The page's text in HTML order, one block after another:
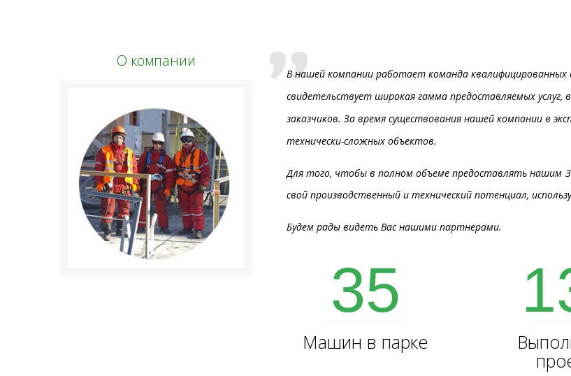
О компании
В нашей компании работает команда квалифицированных
свидетельствует широкая гамма предоставляемых
заказчиков. За время существования нашей компании в
технически-сложных объектов.
Для того, чтобы в полном объеме предоставлять нашим
свой производственный и технический потенциал,
Будем рады видеть Вас нашими партнерами.
35
Машин в парке